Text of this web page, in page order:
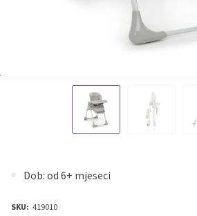
Dob: od 6+ mjeseci
SKU: 419010